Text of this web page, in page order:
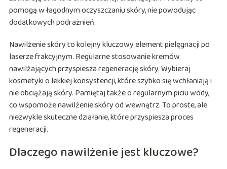
pomogą w łagodnym oczyszczaniu skóry, nie powodując
dodatkowych podrażnień.
Nawilżenie skóry to kolejny kluczowy element pielęgnacji po
laserze frakcyjnym. Regularne stosowanie kremów
nawilżających przyspiesza regenerację skóry. Wybieraj
kosmetyki o lekkiej konsystencji, które szybko się wchłaniają i
nie obciążają skóry. Pamiętaj także o regularnym piciu wody,
co wspomoże nawilżenie skóry od wewnątrz. To proste, ale
niezwykle skuteczne działanie, które przyspiesza proces
regeneracji.
Dlaczego nawilżenie jest kluczowe?